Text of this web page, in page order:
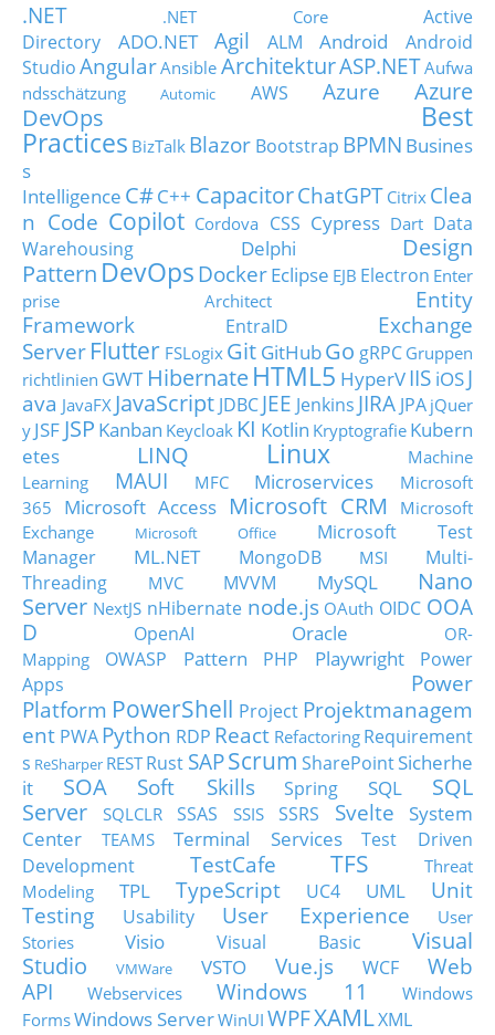
.NET .NET Core
Active
Directory
ADO.NET Agil ALM Android
Android
StudioAngularAnsible ArchitekturASP.NETAufwa
ndsschätzung
Automic AWS Azure
Azure
DevOps
Best
Practices BizTalk Blazor Bootstrap BPMN Busines
s
Intelligence C#C++ CapacitorChatGPT Citrix Clea
n Code Copilot Cordova CSS Cypress Dart Data
Warehousing
Delphi
Design
Pattern DevOps DockerEclipse EJB Electron Enter
prise Architect
Entity
Framework
EntraID
Exchange
Server Flutter FSLogix Git GitHubGo gRPC Gruppen
richtlinien GWT HibernateHTML5 HyperVIIS iOSJ
ava JavaFX JavaScript JDBC JEE Jenkins JIRA JPA jQuer
y JSF JSP Kanban Keycloak KI Kotlin Kryptografie Kubern
etes
LINQ Linux
Machine
Learning
MAUI MFC Microservices
Microsoft
365
Microsoft Access Microsoft CRM
Microsoft
Exchange
Microsoft Office
Microsoft Test
Manager
ML.NET MongoDB MSI
Multi-
Threading
MVC MVVM MySQL
Nano
Server NextJS nHibernate node.js OAuth OIDC OOA
D
OpenAI Oracle
OR-
Mapping
OWASP Pattern PHP Playwright
Power
Apps
Power
Platform PowerShell Project Projektmanagem
ent PWA Python RDP React Refactoring Requirement
s ReSharper RESTRust SAPScrum SharePointSicherhe
it
SOA Soft Skills Spring SQL
SQL
Server
SQLCLR SSAS SSIS SSRS Svelte
System
Center
TEAMS Terminal Services
Test Driven
Development
TestCafe TFS
Threat
Modeling
TPL TypeScript UC4 UML
Unit
Testing
Usability User Experience
User
Stories
Visio Visual Basic
Visual
Studio
VMWare VSTO Vue.js WCF
Web
API
Webservices Windows 11
Windows
FormsWindows ServerWinUI WPFXAMLXML